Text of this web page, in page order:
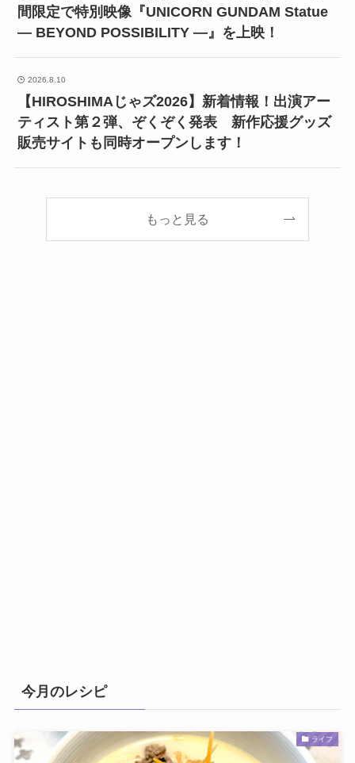
間限定で特別映像『UNICORN GUNDAM Statue
― BEYOND POSSIBILITY ―』を上映！
2026.8.10
【HIROSHIMAじゃズ2026】新着情報！出演アー
ティスト第２弾、ぞくぞく発表 新作応援グッズ
販売サイトも同時オープンします！
もっと見る
今月のレシピ
ライフ